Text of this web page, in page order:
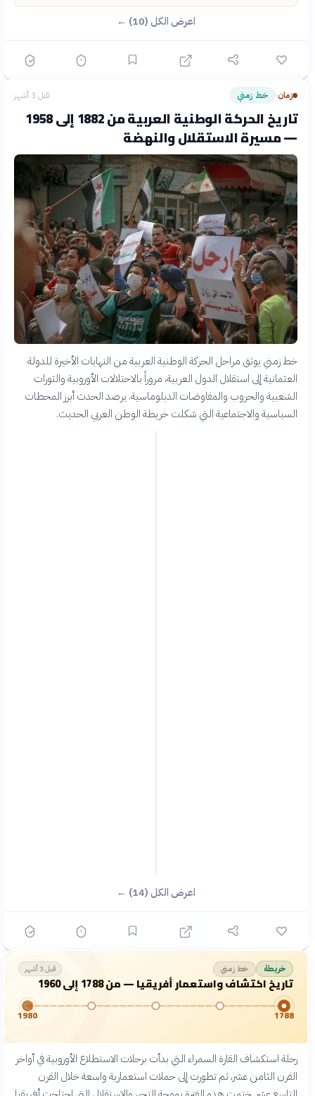
اعرض الكل (10) ←
زمان› خط زمني قبل 3 أشهر
تاريخ الحركة الوطنية العربية من 1882 إلى 1958
— مسيرة الاستقلال والنهضة
خط زمني يوثق مراحل الحركة الوطنية العربية من النهايات الأخيرة للدولة
العثمانية إلى استقلال الدول العربية، مروراً بالاحتلالات الأوروبية والثورات
الشعبية والحروب والمفاوضات الدبلوماسية. يرصد الحدث أبرز المحطات
السياسية والاجتماعية التي شكلت خريطة الوطن العربي الحديث.
اعرض الكل (14) ←
خريطة خط زمني قبل 3 أشهر
تاريخ اكتشاف واستعمار أفريقيا — من 1788 إلى 1960
1788
1980
رحلة استكشاف القارة السمراء التي بدأت برحلات الاستطلاع الأوروبية في أواخر
القرن الثامن عشر، ثم تطورت إلى حملات استعمارية واسعة خلال القرن